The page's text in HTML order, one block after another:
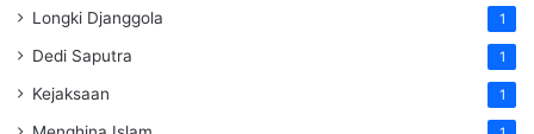
Longki Djanggola 1
Dedi Saputra 1
Kejaksaan 1